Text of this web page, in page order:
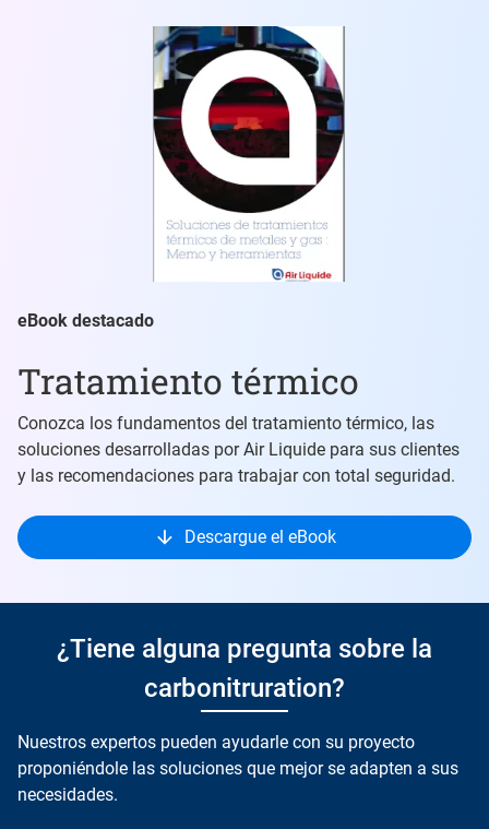
eBook destacado
Tratamiento térmico
Conozca los fundamentos del tratamiento térmico, las
soluciones desarrolladas por Air Liquide para sus clientes
y las recomendaciones para trabajar con total seguridad.
Descargue el eBook
¿Tiene alguna pregunta sobre la
carbonitruration?
Nuestros expertos pueden ayudarle con su proyecto
proponiéndole las soluciones que mejor se adapten a sus
necesidades.